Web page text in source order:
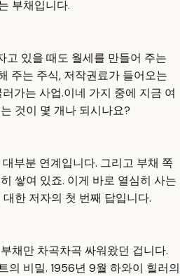
부채입니다.
고 있을 때도 월세를 만들어 주는
주는 주식, 저작권료가 들어오는
가는 사업.이네 가지 중에 지금 여
것이 몇 개나 되시나요?
부분 연계입니다. 그리고 부채 쪽
쌓여 있죠. 이게 바로 열심히 사는
한 저자의 첫 번째 답입니다.
채만 차곡차곡 싸워왔던 겁니다.
의 비밀. 1956년 9월 하와이 힐러의